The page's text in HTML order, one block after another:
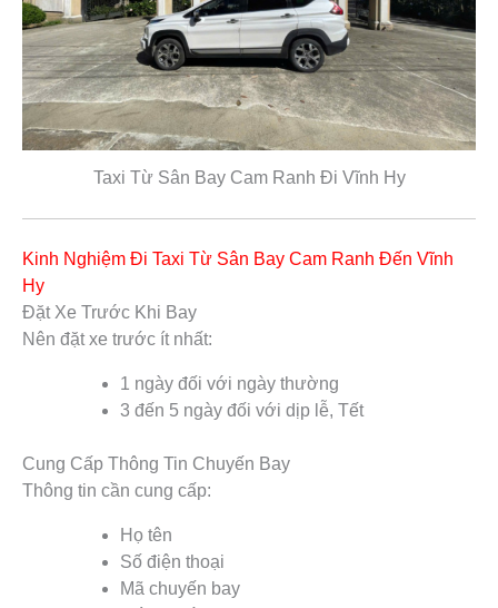
Taxi Từ Sân Bay Cam Ranh Đi Vĩnh Hy
Kinh Nghiệm Đi Taxi Từ Sân Bay Cam Ranh Đến Vĩnh
Hy
Đặt Xe Trước Khi Bay
Nên đặt xe trước ít nhất:
1 ngày đối với ngày thường
3 đến 5 ngày đối với dịp lễ, Tết
Cung Cấp Thông Tin Chuyến Bay
Thông tin cần cung cấp:
Họ tên
Số điện thoại
Mã chuyến bay